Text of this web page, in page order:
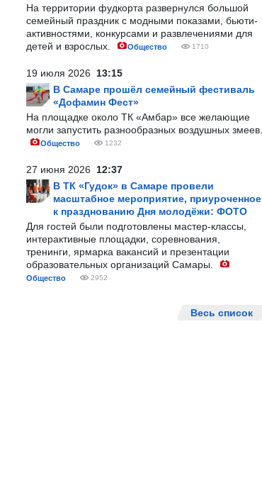
На территории фудкорта развернулся большой
семейный праздник с модными показами, бьюти-
активностями, конкурсами и развлечениями для
детей и взрослых.
Общество 1710
19 июля 2026 13:15
В Самаре прошёл семейный фестиваль
«Дофамин Фест»
На площадке около ТК «Амбар» все желающие
могли запустить разнообразных воздушных змеев.
Общество 1232
27 июня 2026 12:37
В ТК «Гудок» в Самаре провели
масштабное мероприятие, приуроченное
к празднованию Дня молодёжи: ФОТО
Для гостей были подготовлены мастер-классы,
интерактивные площадки, соревнования,
тренинги, ярмарка вакансий и презентации
образовательных организаций Самары.
Общество 2952
Весь список